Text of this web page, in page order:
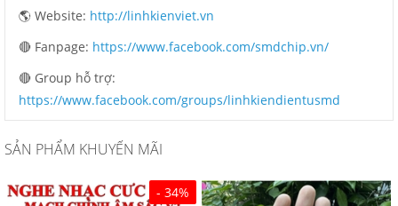
🌎 Website: http://linhkienviet.vn
🔴 Fanpage: https://www.facebook.com/smdchip.vn/
🔴 Group hỗ trợ:
https://www.facebook.com/groups/linhkiendientusmd
SẢN PHẨM KHUYẾN MÃI
- 34%